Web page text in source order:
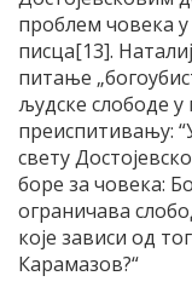
проблем човека
писца[13].
питање
људске слободе
преиспитивању:
свету
боре за човека:
ограничава
које зависи од
Карамазов?“